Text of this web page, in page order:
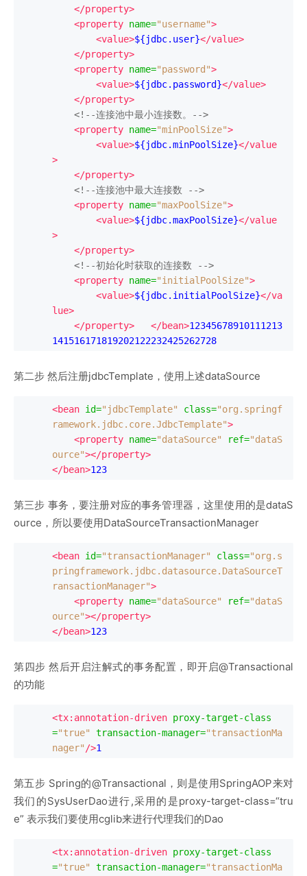
</property>
<property name="username">
<value>${jdbc.user}</value>
</property>
<property name="password">
<value>${jdbc.password}</value>
</property>
<!--连接池中最小连接数。-->
<property name="minPoolSize">
<value>${jdbc.minPoolSize}</value
>
</property>
<!--连接池中最大连接数 -->
<property name="maxPoolSize">
<value>${jdbc.maxPoolSize}</value
>
</property>
<!--初始化时获取的连接数 -->
<property name="initialPoolSize">
<value>${jdbc.initialPoolSize}</va
lue>
</property>
</bean>12345678910111213
141516171819202122232425262728
第二步 然后注册jdbcTemplate，使用上述dataSource
<bean id="jdbcTemplate" class="org.springf
ramework.jdbc.core.JdbcTemplate">
<property name="dataSource" ref="dataS
ource"></property>
</bean>123
第三步 事务，要注册对应的事务管理器，这里使用的是dataS
ource，所以要使用DataSourceTransactionManager
<bean id="transactionManager" class="org.s
pringframework.jdbc.datasource.DataSourceT
ransactionManager">
<property name="dataSource" ref="dataS
ource"></property>
</bean>123
第四步 然后开启注解式的事务配置，即开启@Transactional
的功能
<tx:annotation-driven proxy-target-class
="true" transaction-manager="transactionMa
nager" />1
第五步 Spring的@Transactional，则是使用SpringAOP来对
我们的SysUserDao进行,采用的是proxy-target-class=“tru
e” 表示我们要使用cglib来进行代理我们的Dao
<tx:annotation-driven proxy-target-class
="true" transaction-manager="transactionMa